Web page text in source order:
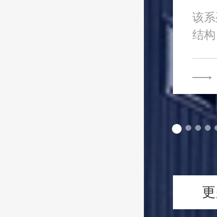
该
结